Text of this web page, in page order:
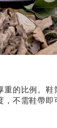
的比例。
不需鞋帶即